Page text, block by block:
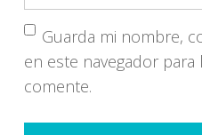
Guarda mi nombre,
en este navegador
comente.